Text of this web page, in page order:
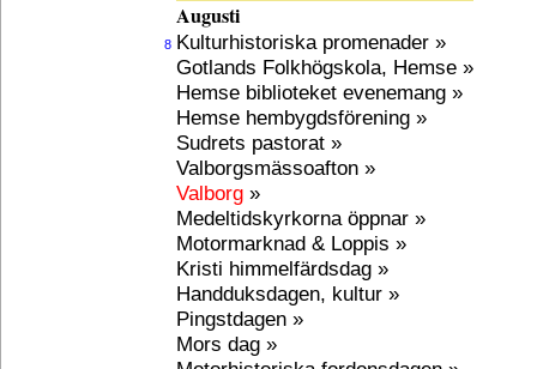
Augusti
8 Kulturhistoriska promenader »
Gotlands Folkhögskola, Hemse »
Hemse biblioteket evenemang »
Hemse hembygdsförening »
Sudrets pastorat »
Valborgsmässoafton »
Valborg »
Medeltidskyrkorna öppnar »
Motormarknad & Loppis »
Kristi himmelfärdsdag »
Handduksdagen, kultur »
Pingstdagen »
Mors dag »